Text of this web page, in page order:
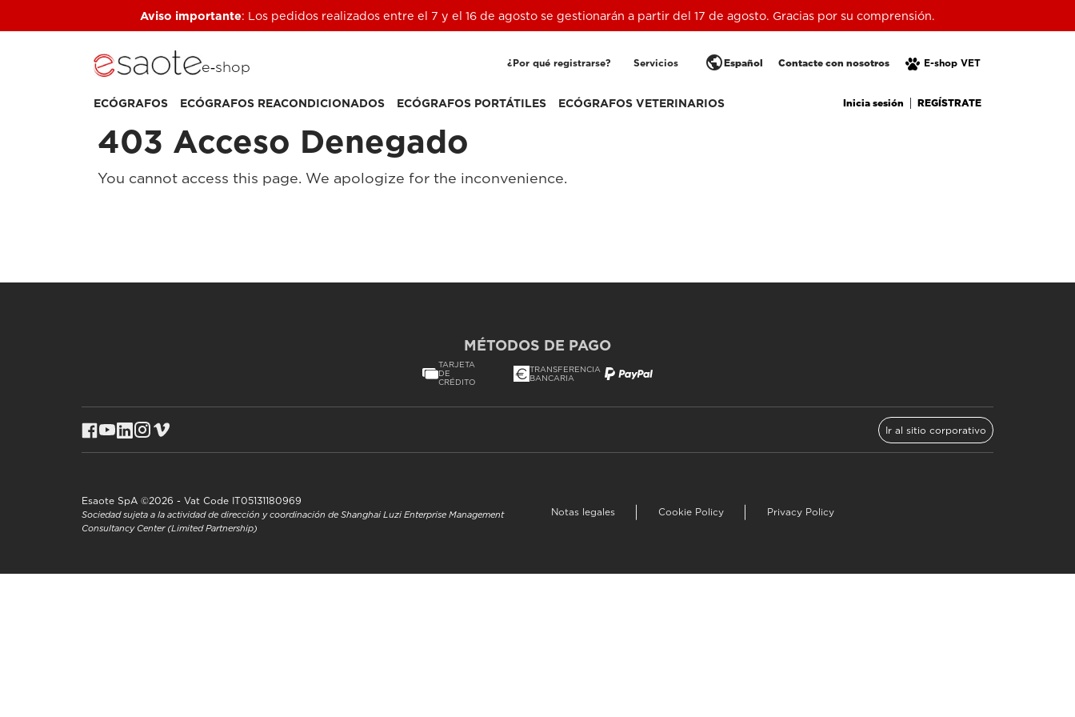
Aviso importante: Los pedidos realizados entre el 7 y el 16 de agosto se gestionarán a partir del 17 de agosto. Gracias por su comprensión.
e‑shop ¿Por qué registrarse? Servicios E-shop VET
Contacte con nosotros
publicEspañol
ECÓGRAFOS ECÓGRAFOS REACONDICIONADOS ECÓGRAFOS PORTÁTILES ECÓGRAFOS VETERINARIOS Inicia sesión REGÍSTRATE
403 Acceso Denegado
You cannot access this page. We apologize for the inconvenience.
MÉTODOS DE PAGO
TARJETA
DE
CRÉDITO
TRANSFERENCIA
BANCARIA
Ir al sitio corporativo
Esaote SpA ©2026 - Vat Code IT05131180969
Sociedad sujeta a la actividad de dirección y coordinación de Shanghai Luzi Enterprise Management
Consultancy Center (Limited Partnership)
Notas legales Cookie Policy Privacy Policy